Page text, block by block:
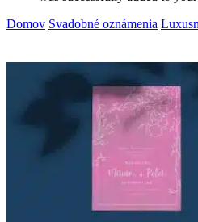
Domov Svadobné oznámenia